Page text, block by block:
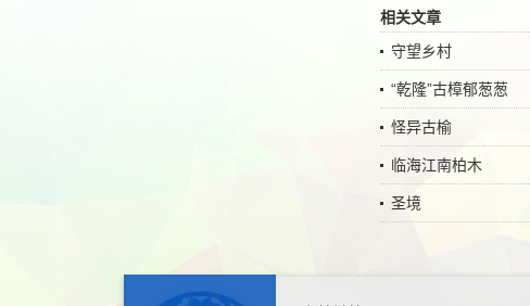
相关文章
守望乡村
“乾隆”古樟郁葱葱
怪异古榆
临海江南柏木
圣境